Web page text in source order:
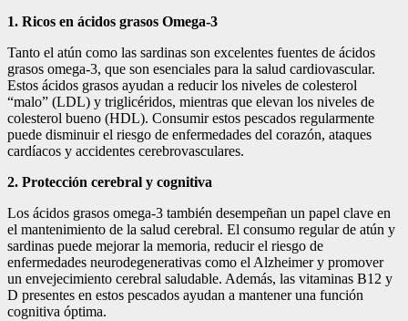
1. Ricos en ácidos grasos Omega-3
Tanto el atún como las sardinas son excelentes fuentes de ácidos
grasos omega-3, que son esenciales para la salud cardiovascular.
Estos ácidos grasos ayudan a reducir los niveles de colesterol
“malo” (LDL) y triglicéridos, mientras que elevan los niveles de
colesterol bueno (HDL). Consumir estos pescados regularmente
puede disminuir el riesgo de enfermedades del corazón, ataques
cardíacos y accidentes cerebrovasculares.
2. Protección cerebral y cognitiva
Los ácidos grasos omega-3 también desempeñan un papel clave en
el mantenimiento de la salud cerebral. El consumo regular de atún y
sardinas puede mejorar la memoria, reducir el riesgo de
enfermedades neurodegenerativas como el Alzheimer y promover
un envejecimiento cerebral saludable. Además, las vitaminas B12 y
D presentes en estos pescados ayudan a mantener una función
cognitiva óptima.